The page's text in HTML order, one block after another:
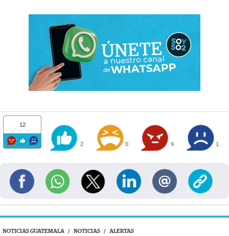
12
2 0 9 1
NOTICIAS GUATEMALA / NOTICIAS / ALERTAS